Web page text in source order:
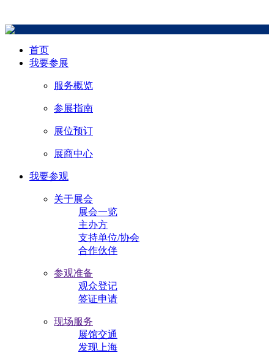
首页
我要参展
服务概览
参展指南
展位预订
展商中心
我要参观
关于展会
展会一览
主办方
支持单位/协会
合作伙伴
参观准备
观众登记
签证申请
现场服务
展馆交通
发现上海